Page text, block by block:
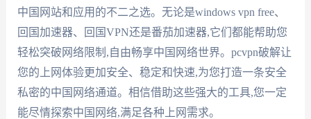
中国网站和应用的不二之选。无论是windows vpn free、
回国加速器、回国VPN还是番茄加速器,它们都能帮助您
轻松突破网络限制,自由畅享中国网络世界。pcvpn破解让
您的上网体验更加安全、稳定和快速,为您打造一条安全
私密的中国网络通道。相信借助这些强大的工具,您一定
能尽情探索中国网络,满足各种上网需求。